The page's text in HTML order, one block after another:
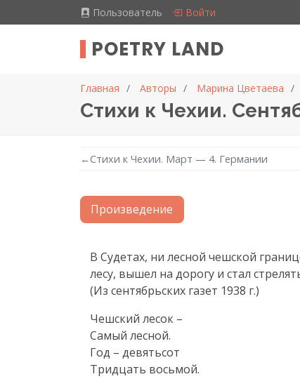
Пользователь Войти
POETRY LAND
Главная Авторы Марина Цветаева
Стихи к Чехии.
← Стихи к Чехии. Март — 4. Германии
Произведение
Текст
В Судетах, ни лесной чешской
лесу, вышел на дорогу и стал
(Из сентябрьских газет 1938 г.)
Чешский лесок –
Самый лесной.
Год – девятьсот
Тридцать восьмой.